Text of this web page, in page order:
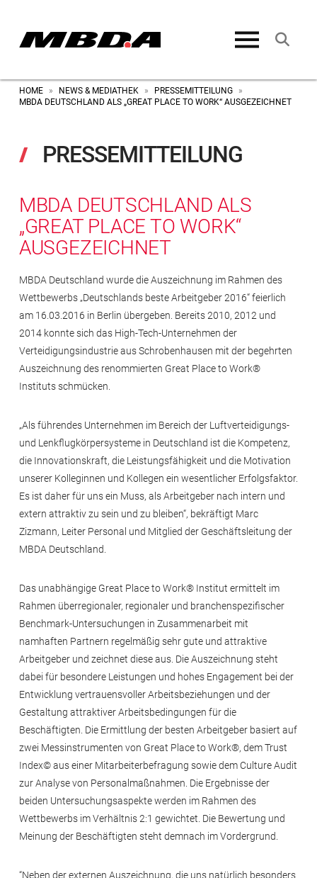
HOME » NEWS & MEDIATHEK » PRESSEMITTEILUNG
»
MBDA DEUTSCHLAND ALS „GREAT PLACE TO WORK“ AUSGEZEICHNET
PRESSEMITTEILUNG
MBDA DEUTSCHLAND ALS
„GREAT PLACE TO WORK“
AUSGEZEICHNET
MBDA Deutschland wurde die Auszeichnung im Rahmen des
Wettbewerbs „Deutschlands beste Arbeitgeber 2016“ feierlich
am 16.03.2016 in Berlin übergeben. Bereits 2010, 2012 und
2014 konnte sich das High-Tech-Unternehmen der
Verteidigungsindustrie aus Schrobenhausen mit der begehrten
Auszeichnung des renommierten Great Place to Work®
Instituts schmücken.
„Als führendes Unternehmen im Bereich der Luftverteidigungs-
und Lenkflugkörpersysteme in Deutschland ist die Kompetenz,
die Innovationskraft, die Leistungsfähigkeit und die Motivation
unserer Kolleginnen und Kollegen ein wesentlicher Erfolgsfaktor.
Es ist daher für uns ein Muss, als Arbeitgeber nach intern und
extern attraktiv zu sein und zu bleiben“, bekräftigt Marc
Zizmann, Leiter Personal und Mitglied der Geschäftsleitung der
MBDA Deutschland.
Das unabhängige Great Place to Work® Institut ermittelt im
Rahmen überregionaler, regionaler und branchenspezifischer
Benchmark-Untersuchungen in Zusammenarbeit mit
namhaften Partnern regelmäßig sehr gute und attraktive
Arbeitgeber und zeichnet diese aus. Die Auszeichnung steht
dabei für besondere Leistungen und hohes Engagement bei der
Entwicklung vertrauensvoller Arbeitsbeziehungen und der
Gestaltung attraktiver Arbeitsbedingungen für die
Beschäftigten. Die Ermittlung der besten Arbeitgeber basiert auf
zwei Messinstrumenten von Great Place to Work®, dem Trust
Index© aus einer Mitarbeiterbefragung sowie dem Culture Audit
zur Analyse von Personalmaßnahmen. Die Ergebnisse der
beiden Untersuchungsaspekte werden im Rahmen des
Wettbewerbs im Verhältnis 2:1 gewichtet. Die Bewertung und
Meinung der Beschäftigten steht demnach im Vordergrund.
“Neben der externen Auszeichnung, die uns natürlich besonders